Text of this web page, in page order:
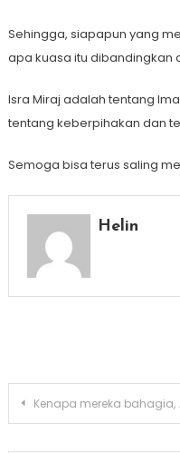
Sehingga, siapapun yang
apa kuasa itu dibandingkan
Isra Miraj adalah tentang
tentang keberpihakan dan
Semoga bisa terus saling
Helin
Post
Kenapa mereka bahagia, giliranku kapan?